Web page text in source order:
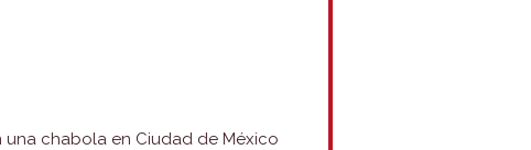
una chabola en Ciudad de México